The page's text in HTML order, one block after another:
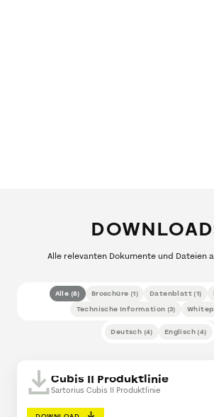
Alle relevanten Dokumente und Dateien
Alle (8) Broschüre (1) Datenblatt (1)
Technische Information (3)
Deutsch (4) Englisch (4)
Cubis II Produktlinie
Sartorius Cubis II Produktlinie